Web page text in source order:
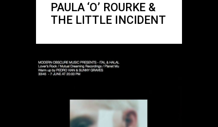
PAULA ‘O’ ROURKE &
THE LITTLE INCIDENT